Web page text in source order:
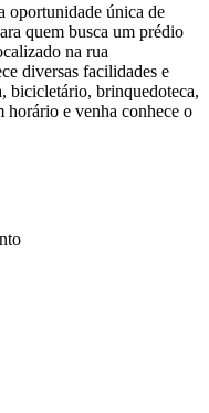
oportunidade única de
quem busca um prédio
na rua
diversas facilidades e
bicicletário, brinquedoteca,
horário e venha conhece o